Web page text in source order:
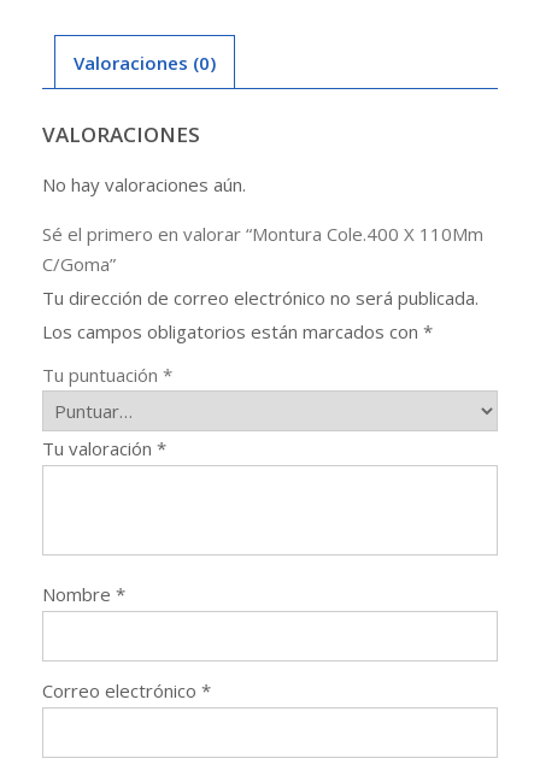
Valoraciones (0)
VALORACIONES
No hay valoraciones aún.
Sé el primero en valorar “Montura Cole.400 X 110Mm
C/Goma”
Tu dirección de correo electrónico no será publicada.
Los campos obligatorios están marcados con *
Tu puntuación *
Tu valoración *
Nombre *
Correo electrónico *